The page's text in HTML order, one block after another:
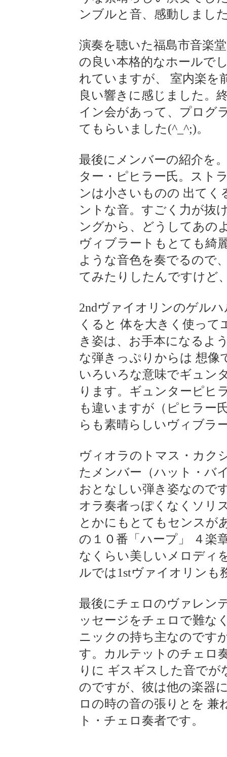
ンブルと音、感動しまし
演奏を聴いた福島市音楽
の良い本格的なホールで
れていますが、 室内楽を
良い響きに感じました。
イン会があって、プログ
てもらいました(^_^;)。
最後にメンバーの紹介を
ター・ピヒラー氏。スト
ンは小さいものの 出て
ントな音。すごく力が抜
ングから、どうしてあの
ヴィブラートもとても綺
ような音色を奏でるので
てみたりしたんですけど
2ndヴァイオリンのゲル
くると 体を大きく使っ
き姿は、お手本になるよ
な弾きっぷりからは 想像
いろいろな意味でギュン
ります。ギュンターピヒ
も違いますが（ピヒラー
らも素晴らしいヴィブラ
ヴィオラのトマス・カク
たメンバー（ハット・バ
おとなしい弾き姿なので
オラ奏者っぽくなくソリ
とかにもとてもセンスが
の１０番「ハープ」 ４楽
なくらい美しいメロディ
ルでは1stヴァイオリンも
最後にチェロのヴァレン
ッセージをチェロで難な
ニックの持ち主なのです
す。カルテットのチェロ
りに ギスギスした音で
のですが、彼は他の楽器
ロの時の音の張りとを 兼
ト・チェロ奏者です。